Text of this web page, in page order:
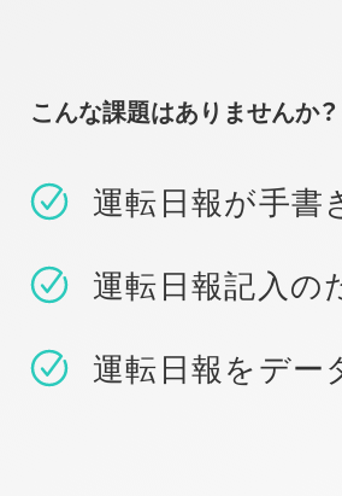
こんな課題はありませんか？
運転日報が手書
運転日報記入の
運転日報をデー